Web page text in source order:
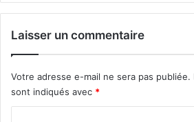
Laisser un commentaire
Votre adresse e-mail ne sera pas publiée.
sont indiqués avec *